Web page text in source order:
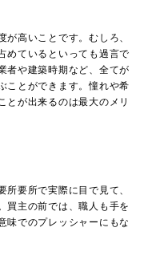
高いことです。むしろ、
めているといっても過言で
者や建築時期など、全てが
ことができます。憧れや希
とが出来るのは最大のメリ
要所で実際に目で見て、
買主の前では、職人も手を
味でのプレッシャーにもな